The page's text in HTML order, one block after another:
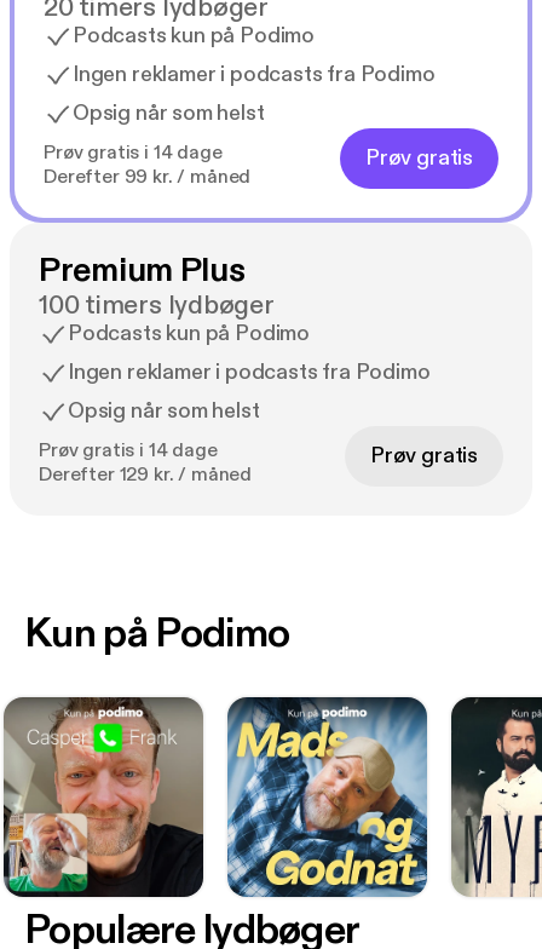
20 timers lydbøger
Podcasts kun på Podimo
Ingen reklamer i podcasts fra Podimo
Opsig når som helst
Prøv gratis i 14 dage
Derefter 99 kr. / måned
Prøv gratis
Premium Plus
100 timers lydbøger
Podcasts kun på Podimo
Ingen reklamer i podcasts fra Podimo
Opsig når som helst
Prøv gratis i 14 dage
Derefter 129 kr. / måned
Prøv gratis
Kun på Podimo
Populære lydbøger